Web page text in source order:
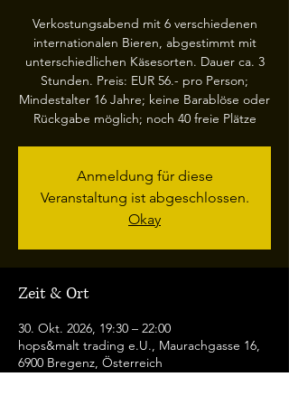
Verkostungsabend mit 6 verschiedenen
internationalen Bieren, abgestimmt mit
unterschiedlichen Käsesorten. Dauer ca. 3
Stunden. Preis: EUR 56.- pro Person;
Mindestalter 16 Jahre; keine Barablöse oder
Rückgabe möglich; noch 40 freie Plätze
Anmeldung für diese
Veranstaltung ist abgeschlossen.
Okay
Zeit & Ort
30. Okt. 2026, 19:30 – 22:00
hops&malt trading e.U., Maurachgasse 16,
6900 Bregenz, Österreich